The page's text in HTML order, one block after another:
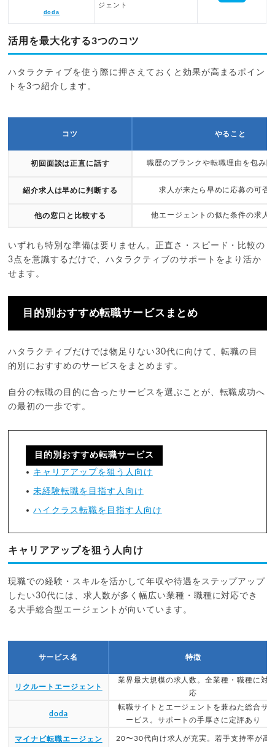
doda
ジェント
活用を最大化する3つのコツ
ハタラクティブを使う際に押さえておくと効果が高まるポイン
トを3つ紹介します。
コツ やること
初回面談は正直に話す 職歴のブランクや転職理由を包み
紹介求人は早めに判断する 求人が来たら早めに応募の可否
他の窓口と比較する 他エージェントの似た条件の求人
いずれも特別な準備は要りません。正直さ・スピード・比較の
3点を意識するだけで、ハタラクティブのサポートをより活か
せます。
目的別おすすめ転職サービスまとめ
ハタラクティブだけでは物足りない30代に向けて、転職の目
的別におすすめのサービスをまとめます。
自分の転職の目的に合ったサービスを選ぶことが、転職成功へ
の最初の一歩です。
目的別おすすめ転職サービス
キャリアアップを狙う人向け
未経験転職を目指す人向け
ハイクラス転職を目指す人向け
キャリアアップを狙う人向け
現職での経験・スキルを活かして年収や待遇をステップアップ
したい30代には、求人数が多く幅広い業種・職種に対応でき
る大手総合型エージェントが向いています。
サービス名 特徴
リクルートエージェント
業界最大規模の求人数。全業種・職種に対
応
doda
転職サイトとエージェントを兼ねた総合サ
ービス。サポートの手厚さに定評あり
マイナビ転職エージェン 20〜30代向け求人が充実。若手支持率が高